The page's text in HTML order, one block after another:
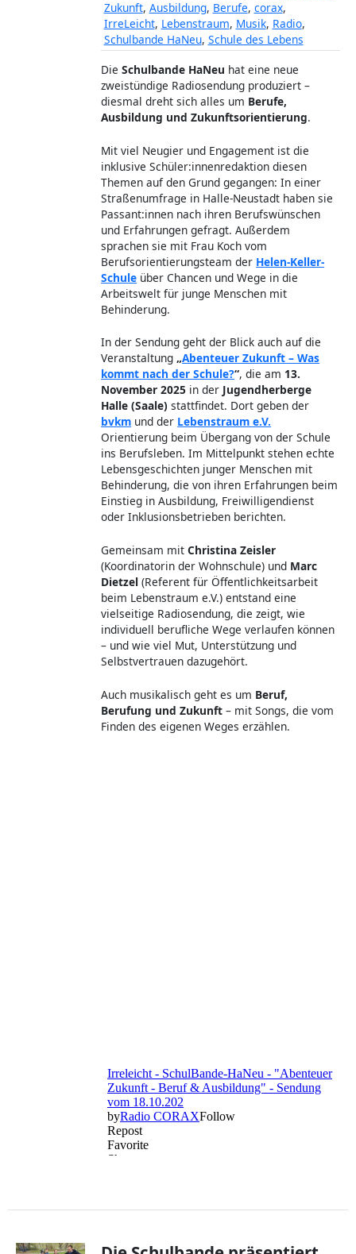
Ausbildung und Zukunftsorientierung
Mit viel Neugier und Engagement ist die
inklusive Schüler:innenredaktion diesen
Themen auf den Grund gegangen: In einer
Straßenumfrage in Halle-Neustadt haben sie
Passant:innen nach ihren Berufswünschen
und Erfahrungen gefragt. Außerdem
sprachen sie mit Frau Koch vom
Berufsorientierungsteam der Helen-Keller-
Schuleüber Chancen und Wege in die
Arbeitswelt für junge Menschen mit
Behinderung.
In der Sendung geht der Blick auch auf die
Veranstaltung„Abenteuer Zukunft – Was
kommt nach der Schule? “, die am13.
November 2025in derJugendherberge
Halle (Saale)stattfindet. Dort geben der
bvkmund der
Orientierung beim Übergang von der Schule
ins Berufsleben. Im Mittelpunkt stehen echte
Lebensgeschichten junger Menschen mit
Behinderung, die von ihren Erfahrungen beim
Einstieg in Ausbildung, Freiwilligendienst
oder Inklusionsbetrieben berichten.
Gemeinsam mit Christina Zeisler
(Koordinatorin der Wohnschule) undMarc
Dietzel(Referent für Öffentlichkeitsarbeit
beim Lebenstraum e.V.) entstand eine
vielseitige Radiosendung, die zeigt, wie
– und wie viel Mut, Unterstützung und
Selbstvertrauen dazugehört.
Auch musikalisch geht es um
Beruf,
Berufung und Zukunft – mit Songs, die vom
Finden des eigenen Weges erzählen.
Die Schulbande präsentiert